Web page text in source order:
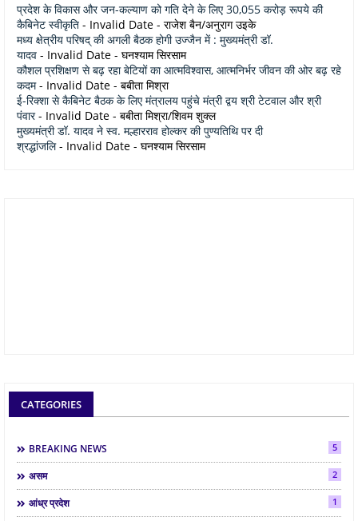
प्रदेश के विकास और जन-कल्याण को गति देने के लिए 30,055 करोड़ रूपये की
कैबिनेट स्वीकृति - Invalid Date - राजेश बैन/अनुराग उइके
मध्य क्षेत्रीय परिषद् की अगली बैठक होगी उज्जैन में : मुख्यमंत्री डॉ.
यादव - Invalid Date - घनश्याम सिरसाम
कौशल प्रशिक्षण से बढ़ रहा बेटियों का आत्मविश्वास, आत्मनिर्भर जीवन की ओर बढ़ रहे
कदम- Invalid Date - बबीता मिश्रा
ई-रिक्शा से कैबिनेट बैठक के लिए मंत्रालय पहुंचे मंत्री द्वय श्री टेटवाल और श्री
पंवार- Invalid Date - बबीता मिश्रा/शिवम शुक्ल
मुख्यमंत्री डॉ. यादव ने स्व. मल्हारराव होल्कर की पुण्यतिथि पर दी
श्रद्धांजलि- Invalid Date - घनश्याम सिरसाम
CATEGORIES
BREAKING NEWS 5
असम 2
आंध्र प्रदेश 1